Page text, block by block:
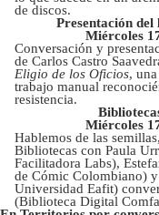
de discos.
Presentación
Miércoles
Conversación y
de Carlos Castro
Eligio de los Oficios,
trabajo manual
resistencia.
Miércoles
Hablemos de las
Bibliotecas con Paula
Facilitadora Labs),
de Cómic Colombiano)
Universidad Eafit)
(Biblioteca Digital